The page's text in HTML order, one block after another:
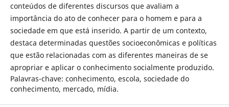
conteúdos de diferentes discursos que avaliam a
importância do ato de conhecer para o homem e para a
sociedade em que está inserido. A partir de um contexto,
destaca determinadas questões socioeconômicas e políticas
que estão relacionadas com as diferentes maneiras de se
apropriar e aplicar o conhecimento socialmente produzido.
Palavras-chave: conhecimento, escola, sociedade do
conhecimento, mercado, mídia.